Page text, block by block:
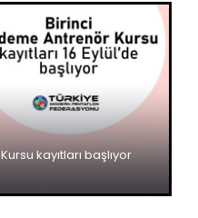
kayıtları başlıyor